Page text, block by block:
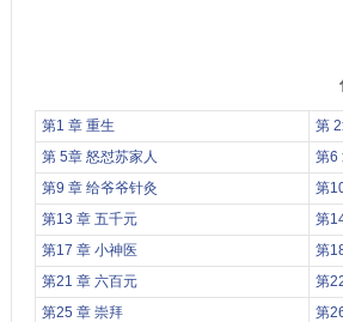
第1 章 重生 第
第 5章 怒怼苏家人
第6
第9 章 给爷爷针灸
第
第13 章 五千元
第
第17 章 小神医
第
第21 章 六百元
第
第25 章 崇拜
第